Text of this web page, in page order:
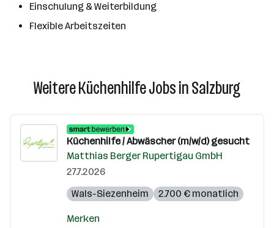
Einschulung & Weiterbildung
Flexible Arbeitszeiten
Weitere Küchenhilfe Jobs in Salzburg
Küchenhilfe / Abwäscher (m/w/d) gesucht
Matthias Berger Rupertigau GmbH
27.7.2026
Wals-Siezenheim
2.700 € monatlich
Merken